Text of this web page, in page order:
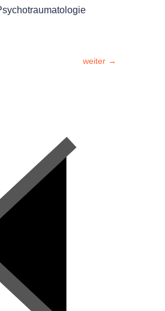
weiter →